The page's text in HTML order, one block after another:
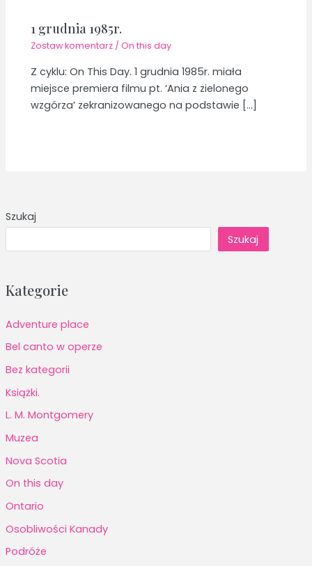
Szukaj
Szukaj
Kategorie
Adventure place
Bel canto w operze
Bez kategorii
Książki.
L. M. Montgomery
Muzea
Nova Scotia
On this day
Ontario
Osobliwości Kanady
Podróże
1 grudnia 1985r.
Zostaw komentarz /On this day
Z cyklu: On This Day. 1 grudnia 1985r. miała
miejsce premiera filmu pt. ‘Ania z zielonego
wzgórza’ zekranizowanego na podstawie […]